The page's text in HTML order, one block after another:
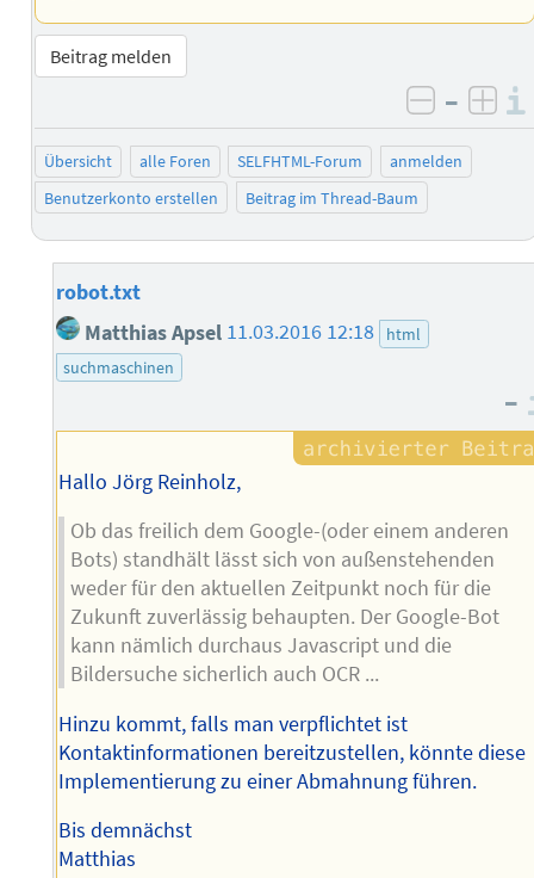
Beitrag melden
negativ
–
Übersicht alle Foren SELFHTML-Forum
anmelden
Benutzerkonto erstellen
Beitrag im Thread-Baum
robot.txt
Matthias Apsel 11.03.2016 12:18
html
suchmaschinen
–
Hallo Jörg Reinholz,
Ob das freilich dem Google-(oder einem anderen
Bots) standhält lässt sich von außenstehenden
weder für den aktuellen Zeitpunkt noch für die
Zukunft zuverlässig behaupten. Der Google-Bot
kann nämlich durchaus Javascript und die
Bildersuche sicherlich auch OCR ...
Hinzu kommt, falls man verpflichtet ist
Kontaktinformationen bereitzustellen, könnte diese
Implementierung zu einer Abmahnung führen.
Bis demnächst
Matthias